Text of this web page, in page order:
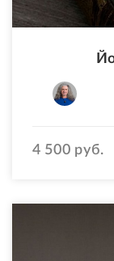
4 500 руб.